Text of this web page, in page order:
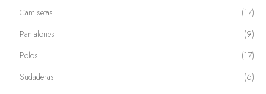
Camisetas
(17)
Pantalones
(9)
Polos
(17)
Sudaderas
(6)